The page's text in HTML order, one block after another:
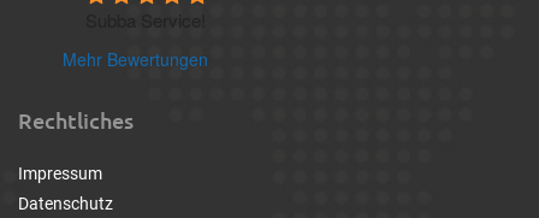
Mehr Bewertungen
Rechtliches
Impressum
Datenschutz